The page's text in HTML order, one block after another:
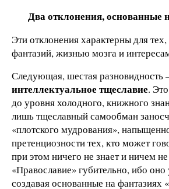
Два отклонения, основанные
Эти отклонения характерны для
фантазий, жизнью мозга и
Следующая, шестая разновидность
интеллектуальное тщеславие.
до уровня холодного, книжного
лишь тщеславный самообман
«плотского мудрования»,
претенциозности тех, кто может
при этом ничего не знает и ничем
«Православие» губительно, ибо
создавая основанные на фантазиях